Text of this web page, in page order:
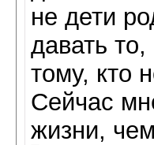
не дети
давать
тому, кто
Сейчас
жизни,